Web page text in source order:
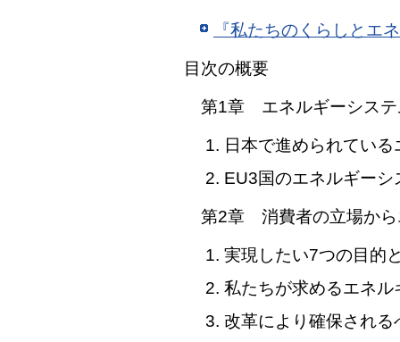
『私たちのくらしとエ
目次の概要
第1章 エネルギーシステ
1. 日本で進められてい
2. EU3国のエネルギー
第2章 消費者の立場から
1. 実現したい7つの目的
2. 私たちが求めるエネ
3. 改革により確保され